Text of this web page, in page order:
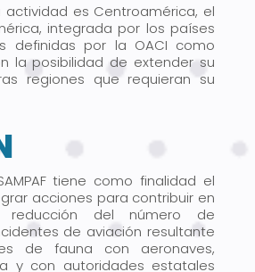
actividad es Centroamérica, el
integrada por los países
definidas por la OACI como
la posibilidad de extender su
regiones que requieran su
tiene como finalidad el
acciones para contribuir en
del número de
de aviación resultante
de fauna con aeronaves,
y con autoridades estatales